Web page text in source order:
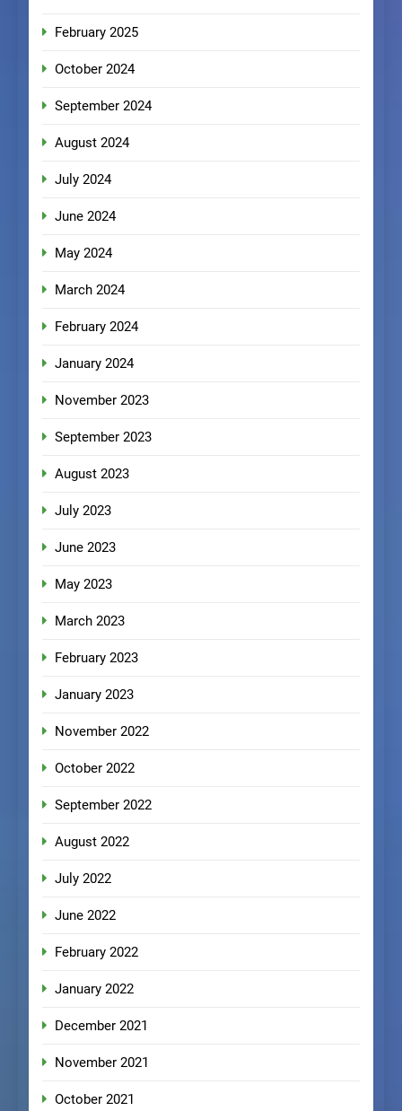
February 2025
October 2024
September 2024
August 2024
July 2024
June 2024
May 2024
March 2024
February 2024
January 2024
November 2023
September 2023
August 2023
July 2023
June 2023
May 2023
March 2023
February 2023
January 2023
November 2022
October 2022
September 2022
August 2022
July 2022
June 2022
February 2022
January 2022
December 2021
November 2021
October 2021